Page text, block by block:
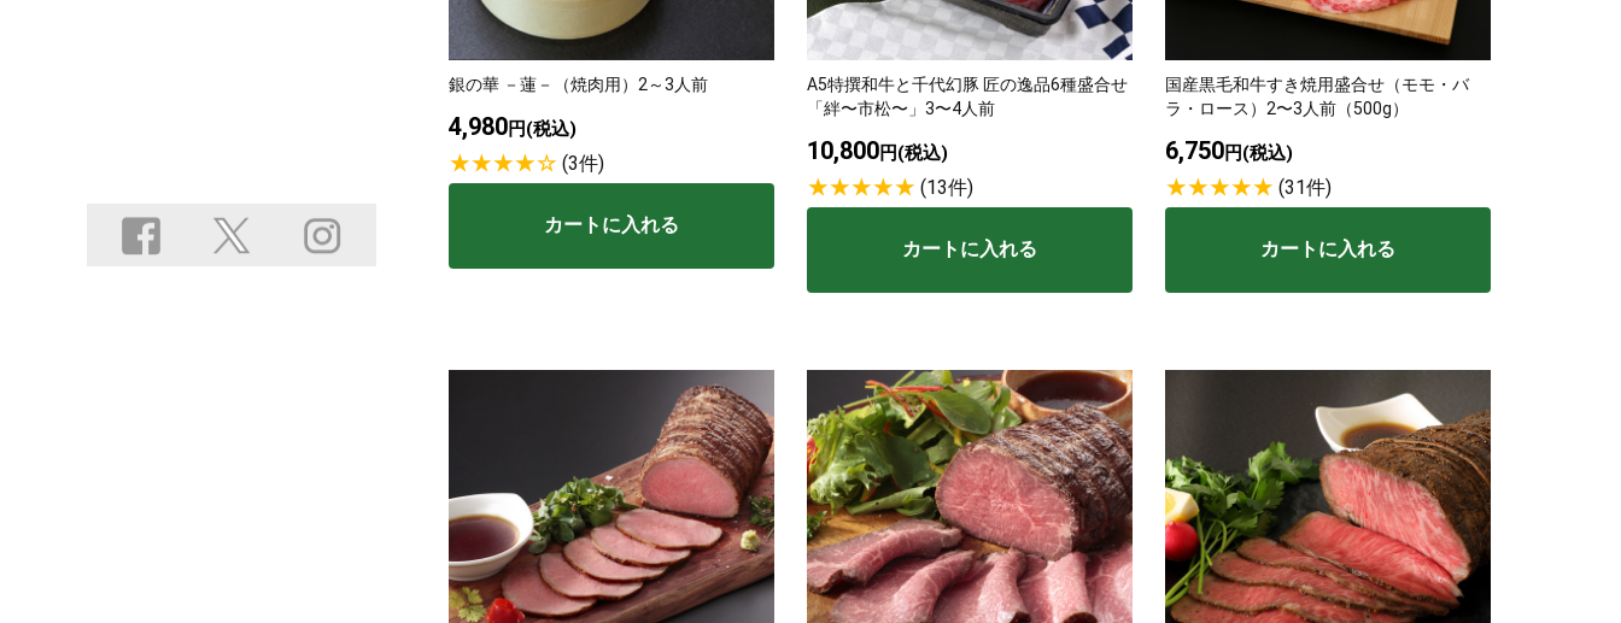
銀の華 －蓮－（焼肉用）2～3人前
4,980円(税込)
(3件)
カートに入れる
A5特撰和牛と千代幻豚 匠の逸品6種盛合せ
「絆〜市松〜」3〜4人前
10,800円(税込)
(13件)
カートに入れる
国産黒毛和牛すき焼用盛合せ（モモ・バ
ラ・ロース）2〜3人前（500g）
6,750円(税込)
(31件)
カートに入れる